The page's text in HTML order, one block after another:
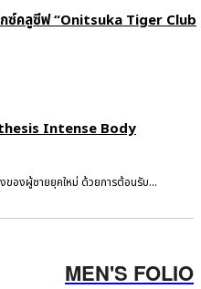
ซ์คลูซีฟ “Onitsuka Tiger Club
Intense Body
ของผู้ชายยุคใหม่ ด้วยการต้อนรับ...
MEN'S FOLIO